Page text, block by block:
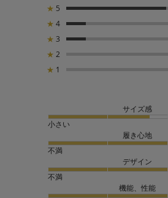
★ 5
★ 4
★ 3
★ 2
★ 1
サイズ感
小さい
履き心地
不満
デザイン
不満
機能、性能